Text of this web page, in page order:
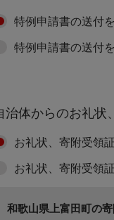
特例申請書の送付
特例申請書の送付
治体からのお礼状
お礼状、寄附受領
お礼状、寄附受領
和歌山県上富田町の